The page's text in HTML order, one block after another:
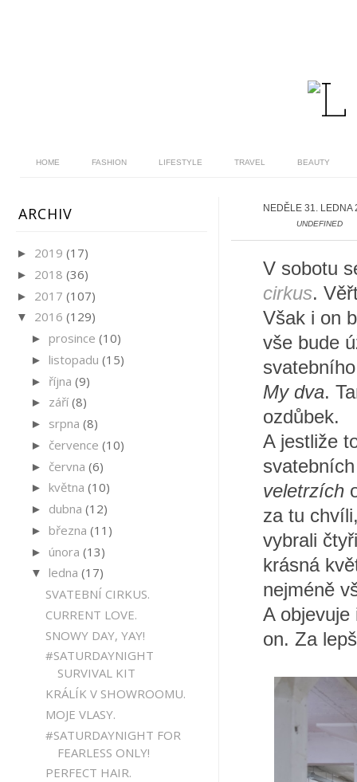
HOME FASHION LIFESTYLE TRAVEL BEAUTY
NEDĚLE 31. LEDNA
UNDEFINED
V sobotu
cirkus.
Však i on
vše bude
My dva.
ozdůbek.
A jestliže
veletrzích
za tu
vybrali
krásná
nejméně
A
on. Za
ARCHIV
► 2019 (17)
► 2018 (36)
► 2017 (107)
▼ 2016 (129)
► prosince (10)
► listopadu (15)
► října (9)
► září(8)
► srpna (8)
► července (10)
► června (6)
► května (10)
► dubna (12)
► března (11)
► února (13)
▼ ledna (17)
SVATEBNÍ CIRKUS.
CURRENT LOVE.
SNOWY DAY, YAY!
#SATURDAYNIGHT
SURVIVAL KIT
KRÁLÍK V SHOWROOMU.
MOJE VLASY.
#SATURDAYNIGHT FOR
FEARLESS ONLY!
PERFECT HAIR.